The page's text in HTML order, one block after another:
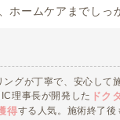
ホームケアまでしっ
ングが丁寧で、安心して
理事長が開発した ドク
得する人気。施術終了後